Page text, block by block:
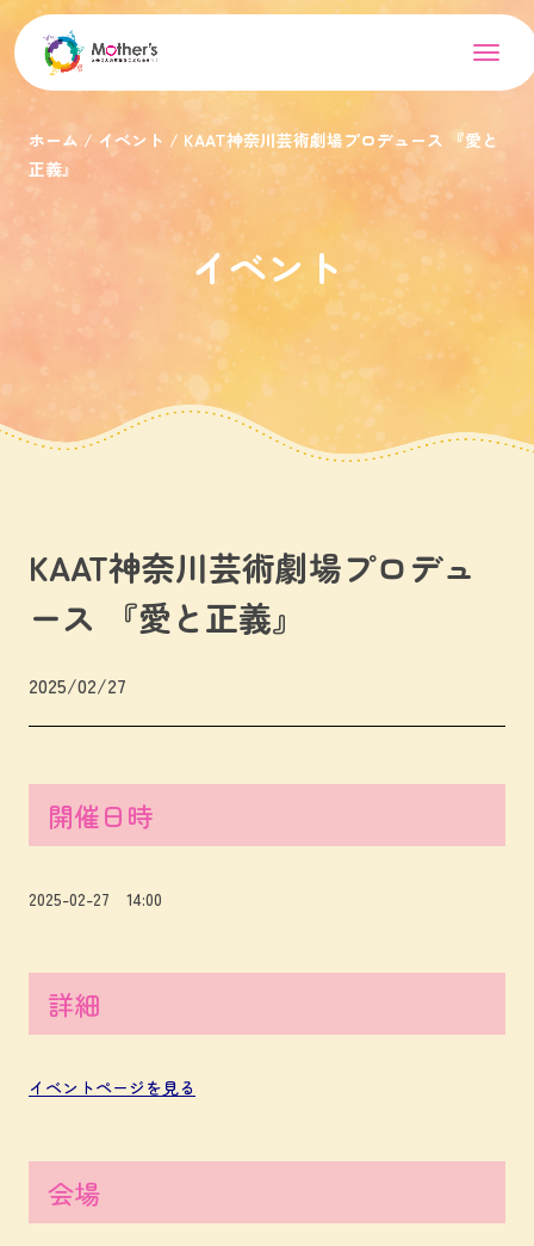
ホーム イベント
KAAT神奈川芸術劇場プロデュース 『愛と
正義』
イベント
KAAT神奈川芸術劇場プロデュ
ース 『愛と正義』
2025/02/27
開催日時
2025-02-27 14:00
詳細
イベントページを見る
会場